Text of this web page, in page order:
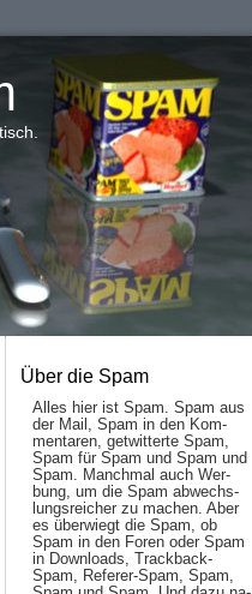
Über die Spam
Alles hier ist Spam. Spam aus
der Mail, Spam in den Kom­
men­taren, ge­twit­ter­te Spam,
Spam für Spam und Spam und
Spam. Manch­mal auch Wer­
bung, um die Spam ab­wechs­
lungs­reich­er zu mach­en. Aber
es über­wiegt die Spam, ob
Spam in den Fo­ren oder Spam
in Down­loads, Track­back-
Spam, Re­fe­rer-Spam, Spam,